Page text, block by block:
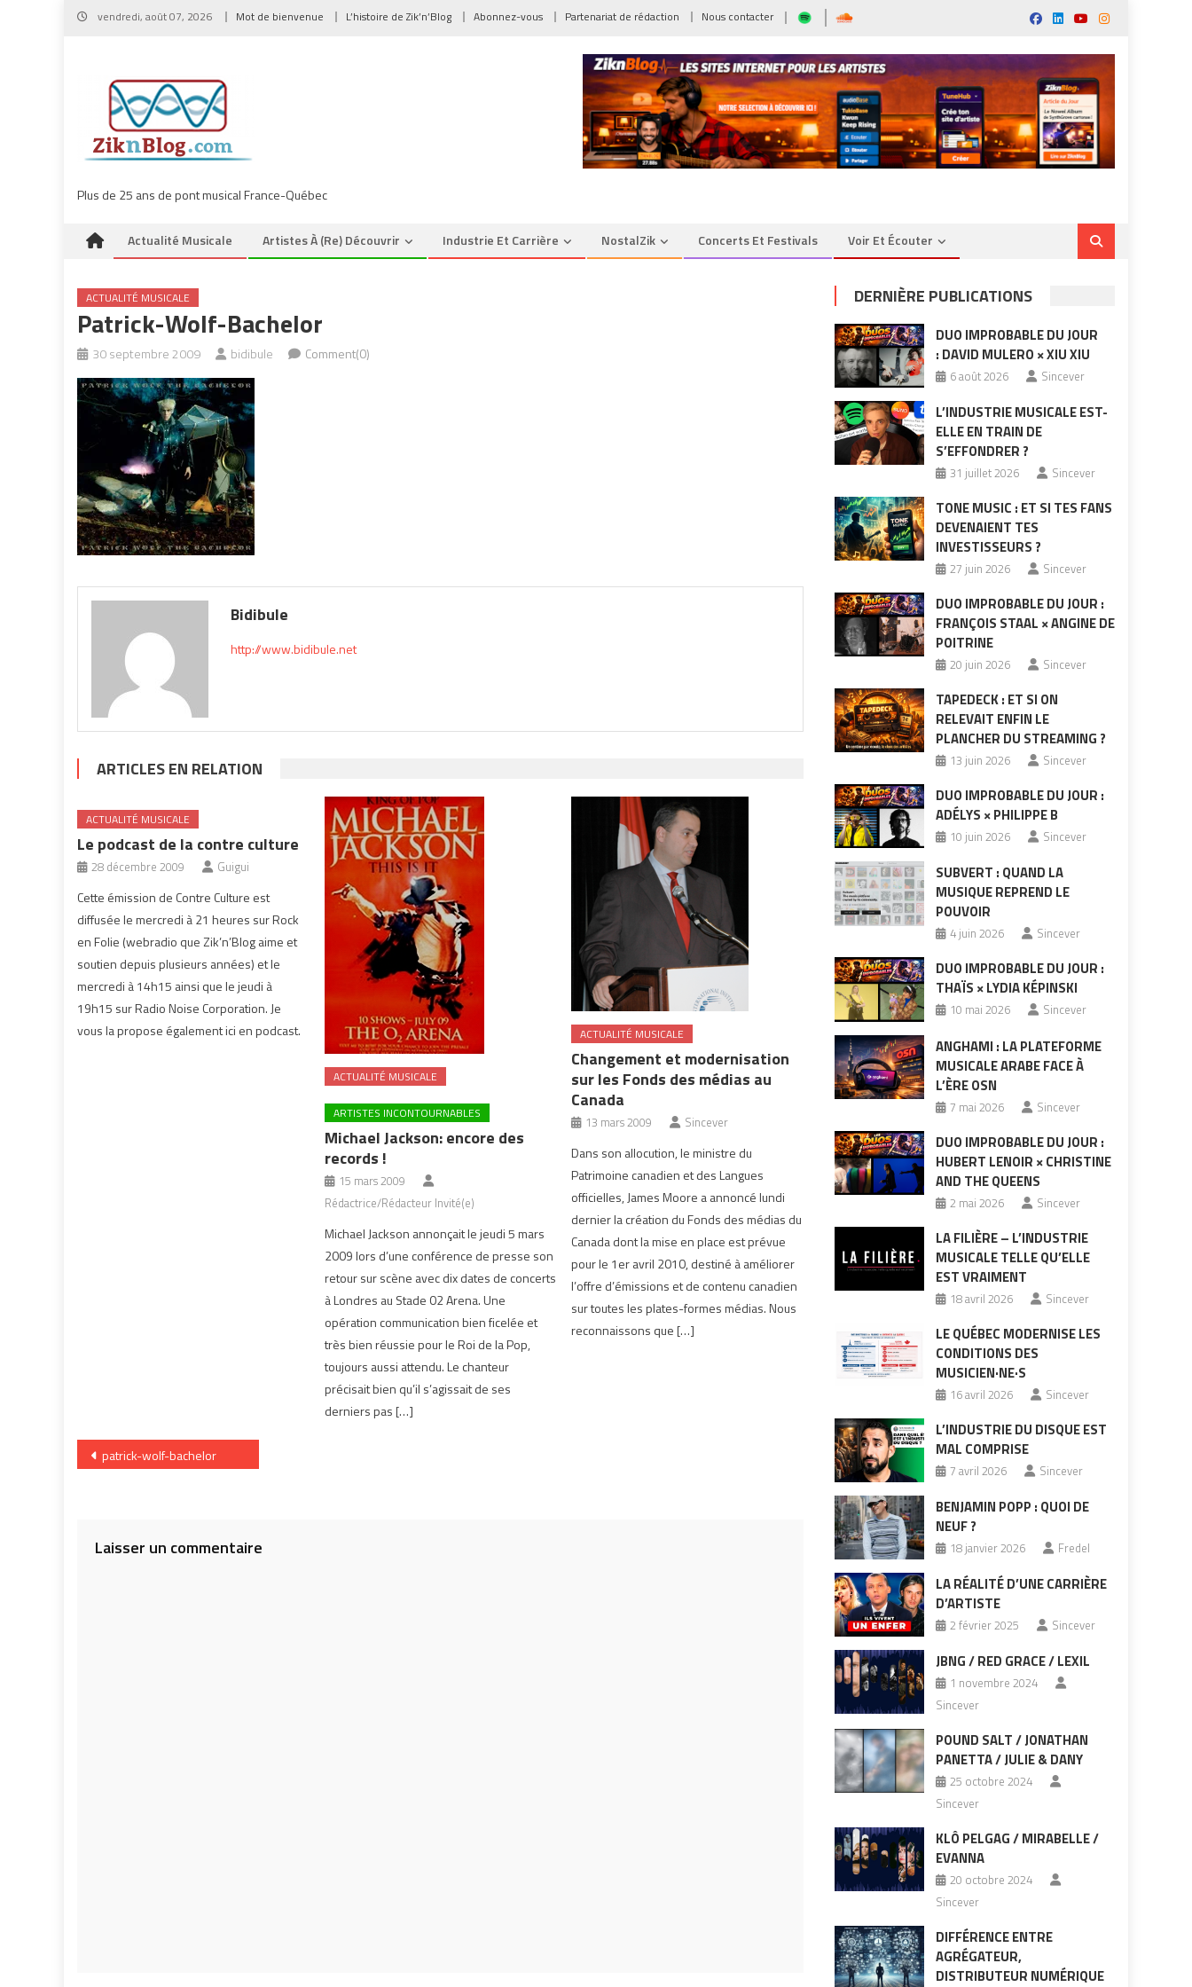
Skip
vendredi, août 07, 2026 Mot de bienvenue L’histoire de Zik’n’Blog Abonnez-vous Partenariat de rédaction Nous contacter
Plus de 25 ans de pont musical France-Québec
Actualité Musicale Artistes À (re) Découvrir Industrie Et Carrière NostalZik Concerts Et Festivals Voir Et Écouter
ACTUALITÉ MUSICALE
Patrick-Wolf-Bachelor
30 septembre 2009 bidibule Comment(0)
Bidibule
http://www.bidibule.net
ARTICLES EN RELATION
ACTUALITÉ MUSICALE
Le podcast de la contre culture
28 décembre 2009 Guigui
Cette émission de Contre Culture est
diffusée le mercredi à 21 heures sur Rock
en Folie (webradio que Zik’n’Blog aime et
soutien depuis plusieurs années) et le
mercredi à 14h15 ainsi que le jeudi à
19h15 sur Radio Noise Corporation. Je
vous la propose également ici en podcast.
ACTUALITÉ MUSICALE
ARTISTES INCONTOURNABLES
Michael Jackson: encore des
records !
15 mars 2009
Rédactrice/Rédacteur Invité(e)
Michael Jackson annonçait le jeudi 5 mars
2009 lors d’une conférence de presse son
retour sur scène avec dix dates de concerts
à Londres au Stade 02 Arena. Une
opération communication bien ficelée et
très bien réussie pour le Roi de la Pop,
toujours aussi attendu. Le chanteur
précisait bien qu’il s’agissait de ses
derniers pas […]
ACTUALITÉ MUSICALE
Changement et modernisation
sur les Fonds des médias au
Canada
13 mars 2009 Sincever
Dans son allocution, le ministre du
Patrimoine canadien et des Langues
officielles, James Moore a annoncé lundi
dernier la création du Fonds des médias du
Canada dont la mise en place est prévue
pour le 1er avril 2010, destiné à améliorer
l’offre d’émissions et de contenu canadien
sur toutes les plates-formes médias. Nous
reconnaissons que […]
Navigation
patrick-wolf-bachelor
Laisser un commentaire
DERNIÈRE PUBLICATIONS
DUO IMPROBABLE DU JOUR
: DAVID MULERO × XIU XIU
6 août 2026 Sincever
L’INDUSTRIE MUSICALE EST-
ELLE EN TRAIN DE
S’EFFONDRER ?
31 juillet 2026 Sincever
TONE MUSIC : ET SI TES FANS
DEVENAIENT TES
INVESTISSEURS ?
27 juin 2026 Sincever
DUO IMPROBABLE DU JOUR :
FRANÇOIS STAAL × ANGINE DE
POITRINE
20 juin 2026 Sincever
TAPEDECK : ET SI ON
RELEVAIT ENFIN LE
PLANCHER DU STREAMING ?
13 juin 2026 Sincever
DUO IMPROBABLE DU JOUR :
ADÉLYS × PHILIPPE B
10 juin 2026 Sincever
SUBVERT : QUAND LA
MUSIQUE REPREND LE
POUVOIR
4 juin 2026 Sincever
DUO IMPROBABLE DU JOUR :
THAÏS × LYDIA KÉPINSKI
10 mai 2026 Sincever
ANGHAMI : LA PLATEFORME
MUSICALE ARABE FACE À
L’ÈRE OSN
7 mai 2026 Sincever
DUO IMPROBABLE DU JOUR :
HUBERT LENOIR × CHRISTINE
AND THE QUEENS
2 mai 2026 Sincever
LA FILIÈRE – L’INDUSTRIE
MUSICALE TELLE QU’ELLE
EST VRAIMENT
18 avril 2026 Sincever
LE QUÉBEC MODERNISE LES
CONDITIONS DES
MUSICIEN·NE·S
16 avril 2026 Sincever
L’INDUSTRIE DU DISQUE EST
MAL COMPRISE
7 avril 2026 Sincever
BENJAMIN POPP : QUOI DE
NEUF ?
18 janvier 2026 Fredel
LA RÉALITÉ D’UNE CARRIÈRE
D’ARTISTE
2 février 2025 Sincever
JBNG / RED GRACE / LEXIL
1 novembre 2024
Sincever
POUND SALT / JONATHAN
PANETTA / JULIE & DANY
25 octobre 2024
Sincever
KLÔ PELGAG / MIRABELLE /
EVANNA
20 octobre 2024
Sincever
DIFFÉRENCE ENTRE
AGRÉGATEUR,
DISTRIBUTEUR NUMÉRIQUE